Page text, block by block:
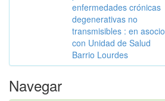
enfermedades crónicas
degenerativas no
transmisibles : en asocio
con Unidad de Salud
Barrio Lourdes
Navegar